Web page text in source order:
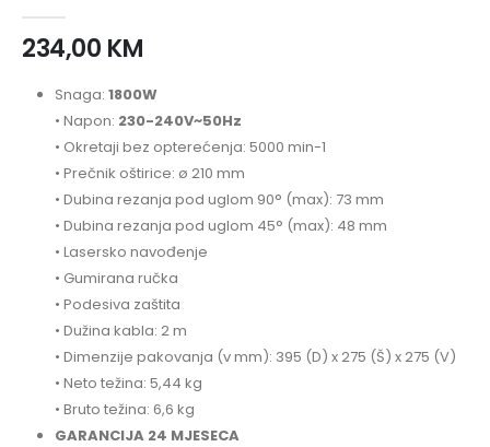
234,00 KM
Snaga: 1800W
• Napon: 230-240V~50Hz
• Okretaji bez opterećenja: 5000 min-1
• Prečnik oštirice: ø 210 mm
• Dubina rezanja pod uglom 90° (max): 73 mm
• Dubina rezanja pod uglom 45° (max): 48 mm
• Lasersko navođenje
• Gumirana ručka
• Podesiva zaštita
• Dužina kabla: 2 m
• Dimenzije pakovanja (v mm): 395 (D) x 275 (Š) x 275 (V)
• Neto težina: 5,44 kg
• Bruto težina: 6,6 kg
GARANCIJA 24 MJESECA